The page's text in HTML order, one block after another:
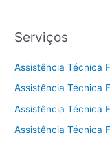
Serviços
Assistência Técnica
Assistência Técnica
Assistência Técnica
Assistência Técnica